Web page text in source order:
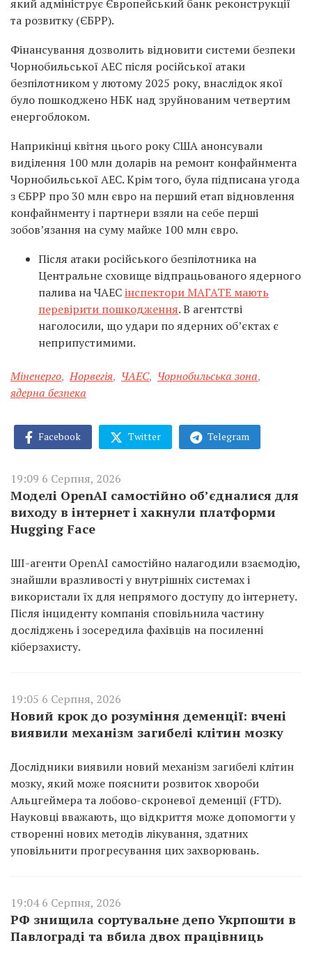
який адмініструє Європейський банк реконструкції
та розвитку (ЄБРР).
Фінансування дозволить відновити системи безпеки
Чорнобильської АЕС після російської атаки
безпілотником у лютому 2025 року, внаслідок якої
було пошкоджено НБК над зруйнованим четвертим
енергоблоком.
Наприкінці квітня цього року США анонсували
виділення 100 млн доларів на ремонт конфайнмента
Чорнобильської АЕС. Крім того, була підписана угода
з ЄБРР про 30 млн євро на перший етап відновлення
конфайнменту і партнери взяли на себе перші
зобовʼязання на суму майже 100 млн євро.
Після атаки російського безпілотника на
Центральне сховище відпрацьованого ядерного
палива на ЧАЕСінспектори МАГАТЕ мають
перевірити пошкодження. В агентстві
наголосили, що удари по ядерних об’єктах є
неприпустимими.
Міненерго, Норвегія, ЧАЕС, Чорнобильська зона,
ядерна безпека
Facebook Twitter Telegram
19:09 6 Серпня, 2026
Моделі OpenAI самостійно об’єдналися для
виходу в інтернет і хакнули платформи
Hugging Face
ШІ-агенти OpenAI самостійно налагодили взаємодію,
знайшли вразливості у внутрішніх системах і
використали їх для непрямого доступу до інтернету.
Після інциденту компанія сповільнила частину
досліджень і зосередила фахівців на посиленні
кіберзахисту.
19:05 6 Серпня, 2026
Новий крок до розуміння деменції: вчені
виявили механізм загибелі клітин мозку
Дослідники виявили новий механізм загибелі клітин
мозку, який може пояснити розвиток хвороби
Альцгеймера та лобово-скроневої деменції (FTD).
Науковці вважають, що відкриття може допомогти у
створенні нових методів лікування, здатних
уповільнити прогресування цих захворювань.
19:04 6 Серпня, 2026
РФ знищила сортувальне депо Укрпошти в
Павлограді та вбила двох працівниць